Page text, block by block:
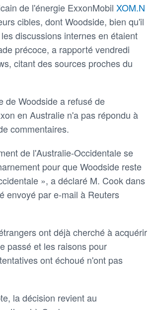
de l'énergie ExxonMobil XOM.N
cibles, dont Woodside, bien qu'il
discussions internes en étaient
précoce, a rapporté vendredi
citant des sources proches du
de Woodside a refusé de
en Australie n'a pas répondu à
commentaires.
de l'Australie-Occidentale se
pour que Woodside reste
», a déclaré M. Cook dans
envoyé par e-mail à Reuters
ont déjà cherché à acquérir
passé et les raisons pour
ont échoué n'ont pas
la décision revient au